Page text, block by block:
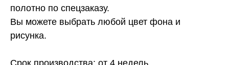
полотно по спецзаказу.
Вы можете выбрать любой цвет фона и
рисунка.
Срок производства: от 4 недель.